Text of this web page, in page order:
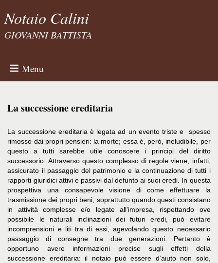
Notaio Calini
GIOVANNI BATTISTA
Menu
La successione ereditaria
La successione ereditaria è legata ad un evento triste e spesso
rimosso dai propri pensieri: la morte; essa è, però, ineludibile, per
questo a tutti sarebbe utile conoscere i principi del diritto
successorio. Attraverso questo complesso di regole viene, infatti,
assicurato il passaggio del patrimonio e la continuazione di tutti i
rapporti giuridici attivi e passivi dal defunto ai suoi eredi. In questa
prospettiva una consapevole visione di come effettuare la
trasmissione dei propri beni, soprattutto quando questi consistano
in attività complesse e/o legate all'impresa, rispettando ove
possibile le naturali inclinazioni dei futuri eredi, può evitare
incomprensioni e liti tra di essi, agevolando questo necessario
passaggio di consegne tra due generazioni. Pertanto è
opportuno avere informazioni precise sugli effetti della
successione ereditaria: il notaio può essere d’aiuto non solo,